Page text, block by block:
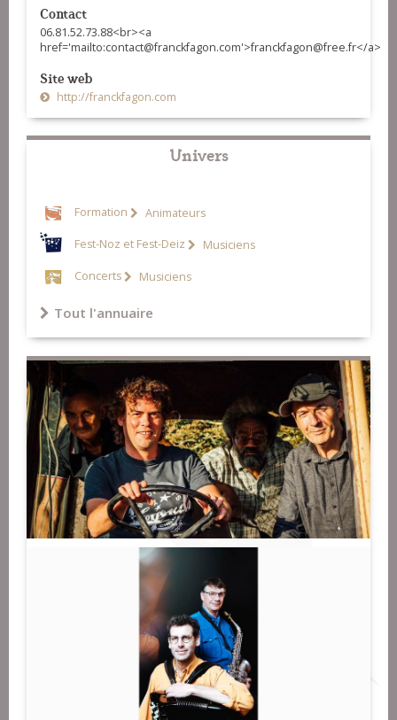
Contact
06.81.52.73.88<br><a
href='mailto:contact@franckfagon.com'>franckfagon@free.fr</a>
Site web
http://franckfagon.com
Univers
Formation Animateurs
Fest-Noz et Fest-Deiz Musiciens
Concerts Musiciens
Tout l'annuaire